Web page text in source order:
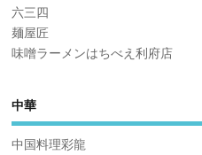
六三四
麺屋匠
味噌ラーメンはちべえ利府店
中華
中国料理彩龍